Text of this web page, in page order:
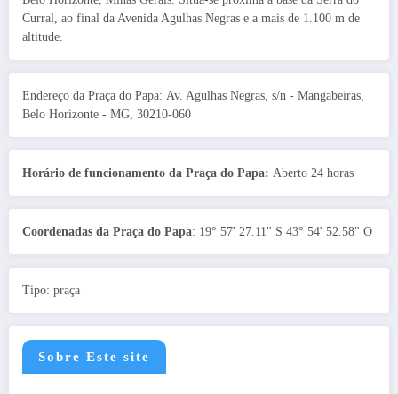
Curral, ao final da Avenida Agulhas Negras e a mais de 1.100 m de
altitude.
Endereço da Praça do Papa: Av. Agulhas Negras, s/n - Mangabeiras,
Belo Horizonte - MG, 30210-060
Horário de funcionamento da Praça do Papa: Aberto 24 horas
Coordenadas da Praça do Papa: 19° 57' 27.11" S 43° 54' 52.58" O
Tipo: praça
Sobre Este site